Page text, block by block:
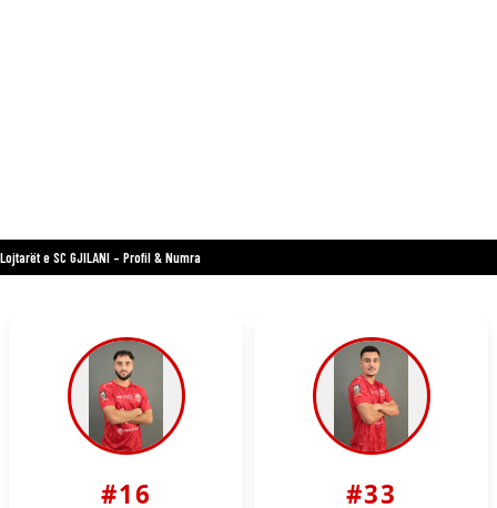
Lojtarët e SC GJILANI – Profil & Numra